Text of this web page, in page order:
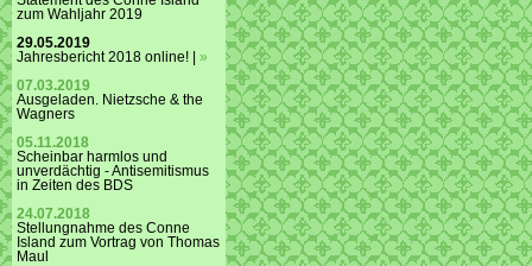
zum Wahljahr 2019
29.05.2019
Jahresbericht 2018 online! | »
07.03.2019
Ausgeladen. Nietzsche & the
Wagners
05.11.2018
Scheinbar harmlos und
unverdächtig - Antisemitismus
in Zeiten des BDS
24.07.2018
Stellungnahme des Conne
Island zum Vortrag von Thomas
Maul